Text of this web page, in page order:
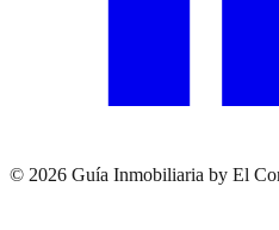
© 2026 Guía Inmobiliaria by El